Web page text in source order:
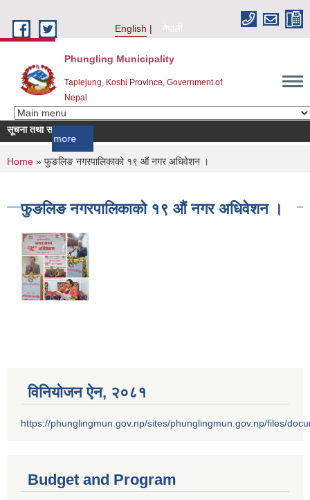
English
नेपाली
Phungling Municipality
Taplejung, Koshi Province, Government of
Nepal
सूचना तथा समाचार
You are here
Home » फुङलिङ नगरपालिकाको १९ औं नगर अधिवेशन ।
फुङलिङ नगरपालिकाको १९ औं नगर अधिवेशन ।
विनियोजन ऐन‚ २०८१
https://phunglingmun.gov.np/sites/phunglingmun.gov.np/files/
Budget and Program